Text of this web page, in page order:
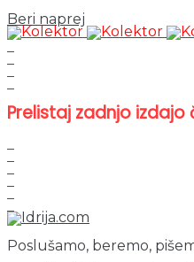
Beri naprej
Prelistaj zadnjo
Poslušamo, beremo,